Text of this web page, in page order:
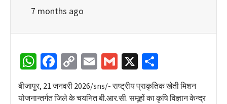
7 months ago
WhatsApp
Facebook
CopyEmailGmail
X
बीजापुर, 21 जनवरी 2026/sns/- राष्ट्रीय प्राकृतिक खेती मिशन
योजनान्तर्गत जिले के चयनित बी.आर.सी. समूहों का कृषि विज्ञान केन्द्र